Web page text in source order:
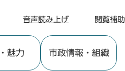
音声読み上げ 閲覧補助
魅力 市政情報 ・組織